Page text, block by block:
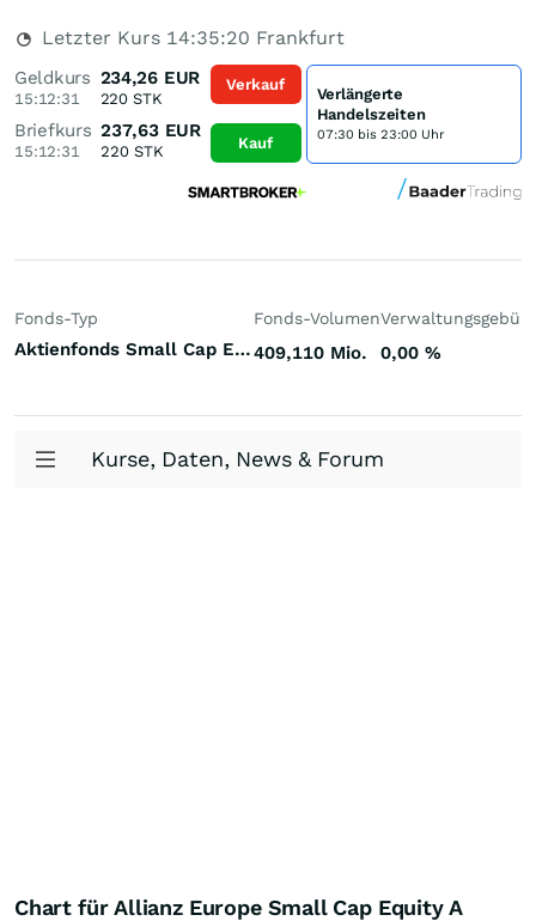
Letzter Kurs 14:35:20 Frankfurt
Geldkurs
15:12:31
234,26 EUR
220 STK
Briefkurs
15:12:31
237,63 EUR
220STK
Verkauf
Kauf
Verlängerte
Handelszeiten
07:30 bis 23:00 Uhr
Fonds-Typ
Aktienfonds Small Cap Europa
Fonds-Volumen
409,110 Mio. 0,00 %
Kurse, Daten, News & Forum
Chart für Allianz Europe Small Cap Equity A